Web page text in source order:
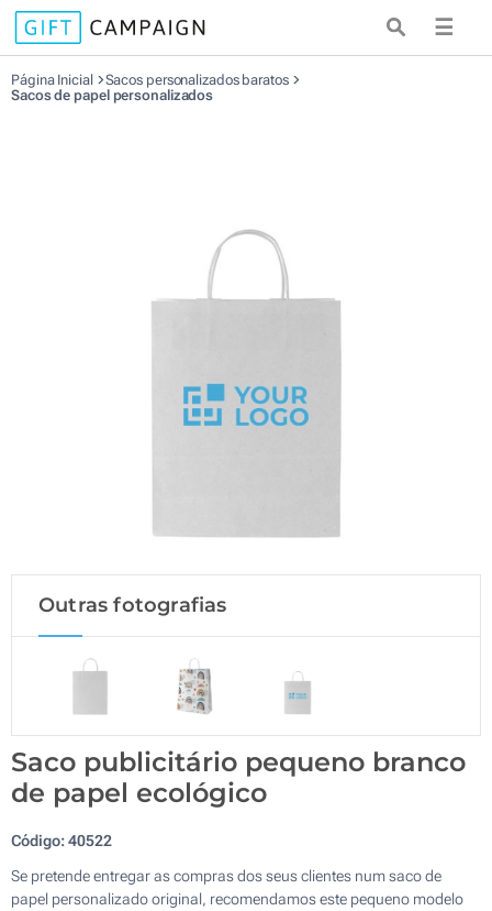
☰
Página Inicial
Sacos personalizados baratos
Sacos de papel personalizados
Outras fotografias
Saco publicitário pequeno branco
de papel ecológico
Código:40522
Se pretende entregar as compras dos seus clientes num saco de
papel personalizado original, recomendamos este pequeno modelo